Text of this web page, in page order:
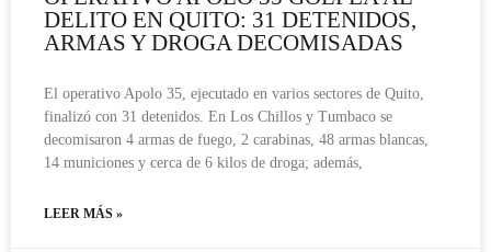
DELITO EN QUITO: 31 DETENIDOS,
ARMAS Y DROGA DECOMISADAS
El operativo Apolo 35, ejecutado en varios sectores de Quito,
finalizó con 31 detenidos. En Los Chillos y Tumbaco se
decomisaron 4 armas de fuego, 2 carabinas, 48 armas blancas,
14 municiones y cerca de 6 kilos de droga; además,
LEER MÁS »